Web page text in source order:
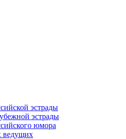
эстрады
эстрады
юмора
ведущих